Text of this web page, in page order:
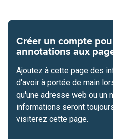
Créer un compte
annotations aux
Ajoutez à cette page des
d'avoir à portée de main
qu'une adresse web ou un
informations seront
visiterez cette page.